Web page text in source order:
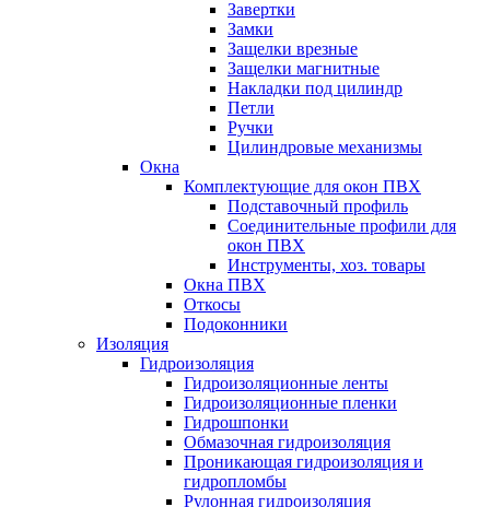
Завертки
Замки
Защелки врезные
Защелки магнитные
Накладки под цилиндр
Петли
Ручки
Цилиндровые механизмы
Окна
Комплектующие для окон ПВХ
Подставочный профиль
Соединительные профили для
окон ПВХ
Инструменты, хоз. товары
Окна ПВХ
Откосы
Подоконники
Изоляция
Гидроизоляция
Гидроизоляционные ленты
Гидроизоляционные пленки
Гидрошпонки
Обмазочная гидроизоляция
Проникающая гидроизоляция и
гидропломбы
Рулонная гидроизоляция